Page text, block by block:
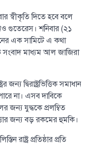
স্বীকৃতি দিতে হবে বলে
গুতেরেস। শনিবার (২১
এক সামিটে এ কথা
সংবাদ মাধ্যম আল জাজিরা
দ্বিরাষ্ট্রভিত্তিক সমাধান
না। এসব দাবিকে
জন্য যুদ্ধকে প্রলম্বিত
জন্য বড় রকমের হুমকি।
রাষ্ট্র প্রতিষ্ঠার প্রতি